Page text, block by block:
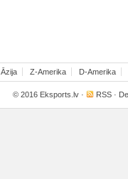
Āzija Z-Amerika D-Amerika
© 2016 Eksports.lv · RSS ·